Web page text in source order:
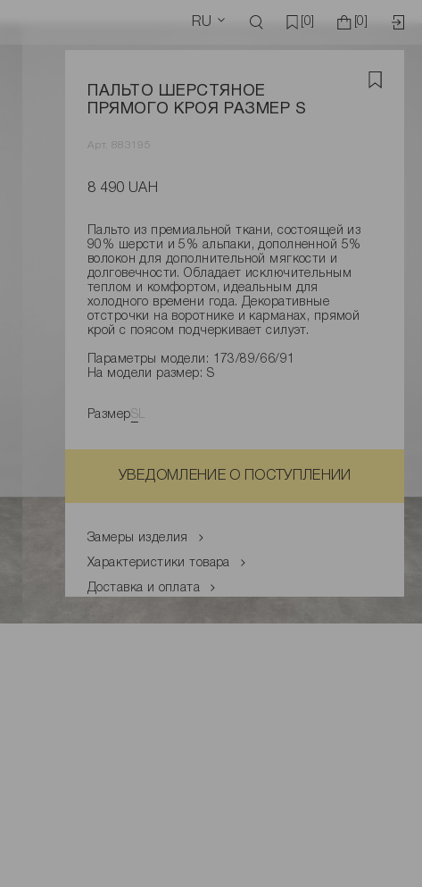
RU [0] [0]
ПАЛЬТО ШЕРСТЯНОЕ
ПРЯМОГО КРОЯ РАЗМЕР S
Арт. 883195
8 490 UAH
Пальто из премиальной ткани, состоящей из
90% шерсти и 5% альпаки, дополненной 5%
волокон для дополнительной мягкости и
долговечности. Обладает исключительным
теплом и комфортом, идеальным для
холодного времени года. Декоративные
отстрочки на воротнике и карманах, прямой
крой с поясом подчеркивает силуэт.
Параметры модели: 173/89/66/91
На модели размер: S
РазмерSL
УВЕДОМЛЕНИЕ О ПОСТУПЛЕНИИ
Замеры изделия
Характеристики товара
Доставка и оплата